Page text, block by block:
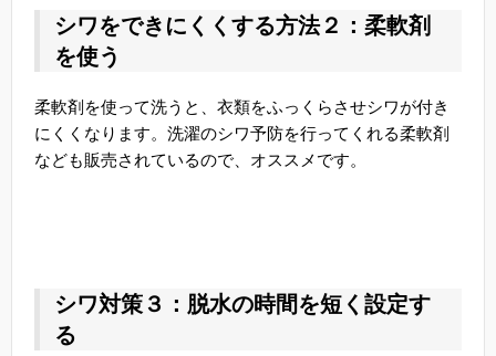
シワをできにくくする方法２：柔軟剤
を使う
柔軟剤を使って洗うと、衣類をふっくらさせシワが付き
にくくなります。洗濯のシワ予防を行ってくれる柔軟剤
なども販売されているので、オススメです。
シワ対策３：脱水の時間を短く設定す
る